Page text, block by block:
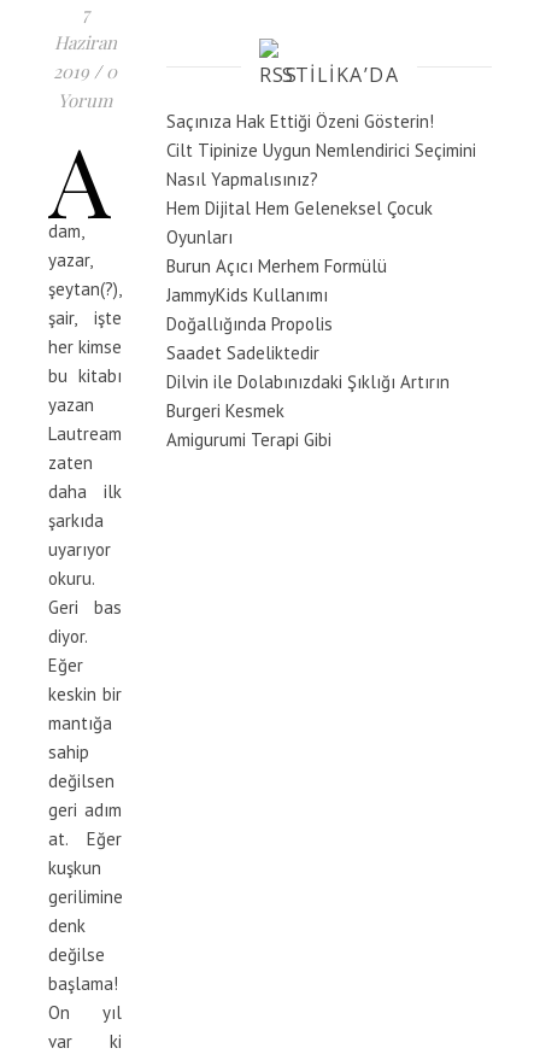
7
Haziran
2019 / 0
Yorum
A
dam,
yazar,
şeytan(?),
şair, işte
her kimse
bu kitabı
yazan
Lautreamont
zaten
daha ilk
şarkıda
uyarıyor
okuru.
Geri bas
diyor.
Eğer
keskin bir
mantığa
sahip
değilsen
geri adım
at. Eğer
kuşkun
gerilimine
denk
değilse
başlama!
On yıl
var ki
STILIKA’DA
Saçınıza Hak Ettiği Özeni Gösterin!
Cilt Tipinize Uygun Nemlendirici Seçimini
Nasıl Yapmalısınız?
Hem Dijital Hem Geleneksel Çocuk
Oyunları
Burun Açıcı Merhem Formülü
JammyKids Kullanımı
Doğallığında Propolis
Saadet Sadeliktedir
Dilvin ile Dolabınızdaki Şıklığı Artırın
Burgeri Kesmek
Amigurumi Terapi Gibi